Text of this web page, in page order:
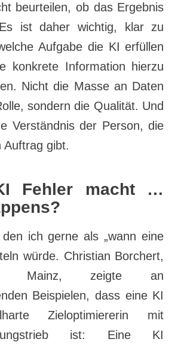
beurteilen, ob das Ergebnis
ist daher wichtig, klar zu
Aufgabe die KI erfüllen
konkrete Information hierzu
Nicht die Masse an Daten
sondern die Qualität. Und
Verständnis der Person, die
Auftrag gibt.
Fehler macht …
ich gerne als „wann eine
würde. Christian Borchert,
Mainz, zeigte an
Beispielen, dass eine KI
Zieloptimiererin mit
ist: Eine KI